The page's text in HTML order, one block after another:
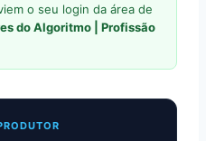
o seu login da área de
do Algoritmo | Profissão